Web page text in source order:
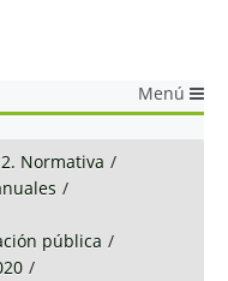
Menú
2. Normativa /
/
pública /
/